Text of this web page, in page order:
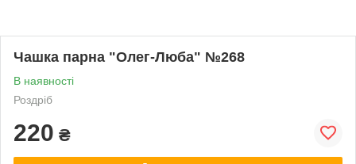
Чашка парна "Олег-Люба" №268
В наявності
Роздріб
220 ₴